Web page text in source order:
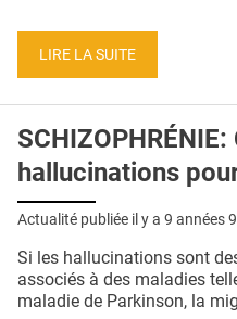
CONDITIONS GÉNÉRALES
CRÉDITS
LIRE LA SUITE
hallucinations
Actualité publiée il y a 9 années
Si les hallucinations sont
associés à des maladies
maladie de Parkinson, la